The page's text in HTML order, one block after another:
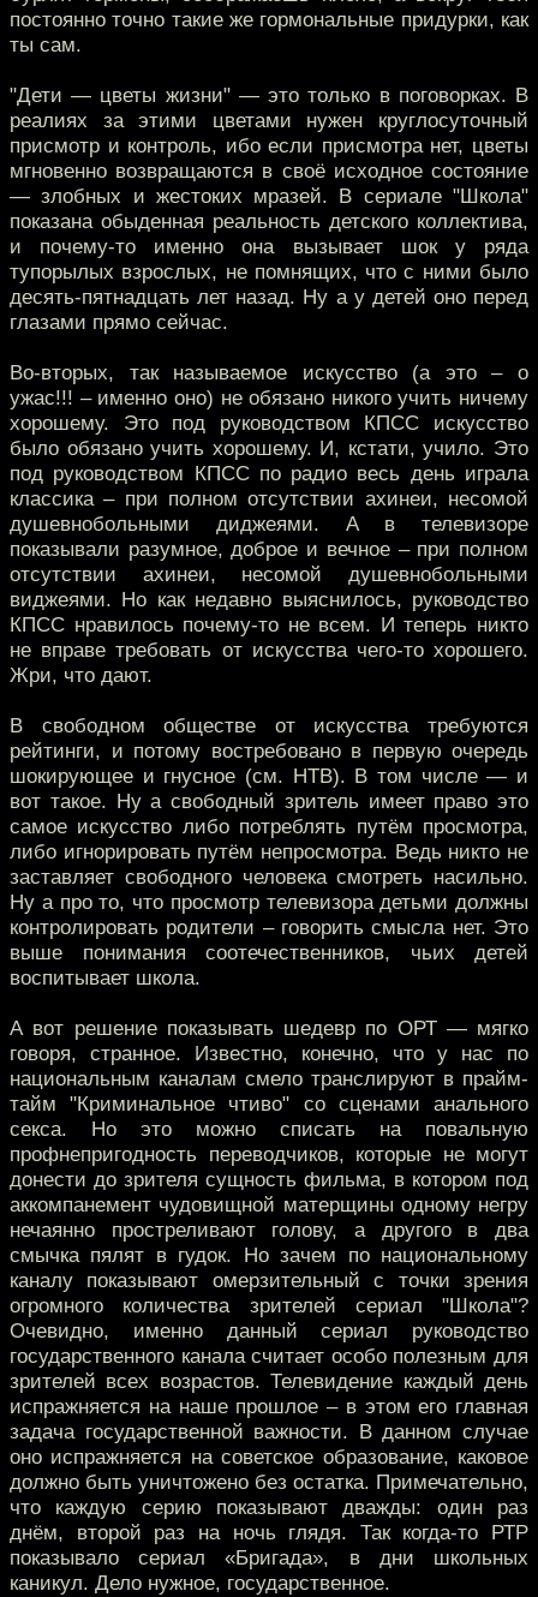
постоянно точно такие же гормональные придурки, как
ты сам.
"Дети — цветы жизни" — это только в поговорках. В
реалиях за этими цветами нужен круглосуточный
присмотр и контроль, ибо если присмотра нет, цветы
мгновенно возвращаются в своё исходное состояние
— злобных и жестоких мразей. В сериале "Школа"
показана обыденная реальность детского коллектива,
и почему-то именно она вызывает шок у ряда
тупорылых взрослых, не помнящих, что с ними было
десять-пятнадцать лет назад. Ну а у детей оно перед
глазами прямо сейчас.
Во-вторых, так называемое искусство (а это – о
ужас!!! – именно оно) не обязано никого учить ничему
хорошему. Это под руководством КПСС искусство
было обязано учить хорошему. И, кстати, учило. Это
под руководством КПСС по радио весь день играла
классика – при полном отсутствии ахинеи, несомой
душевнобольными диджеями. А в телевизоре
показывали разумное, доброе и вечное – при полном
отсутствии ахинеи, несомой душевнобольными
виджеями. Но как недавно выяснилось, руководство
КПСС нравилось почему-то не всем. И теперь никто
не вправе требовать от искусства чего-то хорошего.
Жри, что дают.
В свободном обществе от искусства требуются
рейтинги, и потому востребовано в первую очередь
шокирующее и гнусное (см. НТВ). В том числе — и
вот такое. Ну а свободный зритель имеет право это
самое искусство либо потреблять путём просмотра,
либо игнорировать путём непросмотра. Ведь никто не
заставляет свободного человека смотреть насильно.
Ну а про то, что просмотр телевизора детьми должны
контролировать родители – говорить смысла нет. Это
выше понимания соотечественников, чьих детей
воспитывает школа.
А вот решение показывать шедевр по ОРТ — мягко
говоря, странное. Известно, конечно, что у нас по
национальным каналам смело транслируют в прайм-
тайм "Криминальное чтиво" со сценами анального
секса. Но это можно списать на повальную
профнепригодность переводчиков, которые не могут
донести до зрителя сущность фильма, в котором под
аккомпанемент чудовищной матерщины одному негру
нечаянно простреливают голову, а другого в два
смычка пялят в гудок. Но зачем по национальному
каналу показывают омерзительный с точки зрения
огромного количества зрителей сериал "Школа"?
Очевидно, именно данный сериал руководство
государственного канала считает особо полезным для
зрителей всех возрастов. Телевидение каждый день
испражняется на наше прошлое – в этом его главная
задача государственной важности. В данном случае
оно испражняется на советское образование, каковое
должно быть уничтожено без остатка. Примечательно,
что каждую серию показывают дважды: один раз
днём, второй раз на ночь глядя. Так когда-то РТР
показывало сериал «Бригада», в дни школьных
каникул. Дело нужное, государственное.